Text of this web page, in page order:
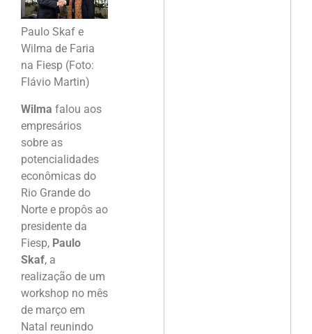
Paulo Skaf e
Wilma de Faria
na Fiesp (Foto:
Flávio Martin)
Wilma falou aos
empresários
sobre as
potencialidades
econômicas do
Rio Grande do
Norte e propôs ao
presidente da
Fiesp, Paulo
Skaf, a
realização de um
workshop no mês
de março em
Natal reunindo